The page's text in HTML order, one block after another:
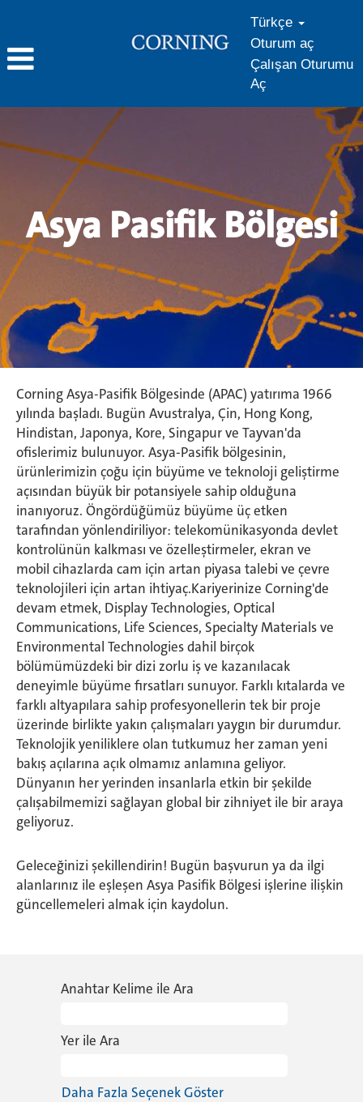
Türkçe
Oturum aç
Çalışan Oturumu
Aç
Pasifik
Bölgesi
Asya Pasifik Bölgesi
Corning Asya-Pasifik Bölgesinde (APAC) yatırıma 1966
yılında başladı. Bugün Avustralya, Çin, Hong Kong,
Hindistan, Japonya, Kore, Singapur ve Tayvan'da
ofislerimiz bulunuyor. Asya-Pasifik bölgesinin,
ürünlerimizin çoğu için büyüme ve teknoloji geliştirme
açısından büyük bir potansiyele sahip olduğuna
inanıyoruz. Öngördüğümüz büyüme üç etken
tarafından yönlendiriliyor: telekomünikasyonda devlet
kontrolünün kalkması ve özelleştirmeler, ekran ve
mobil cihazlarda cam için artan piyasa talebi ve çevre
teknolojileri için artan ihtiyaç.Kariyerinize Corning'de
devam etmek, Display Technologies, Optical
Communications, Life Sciences, Specialty Materials ve
Environmental Technologies dahil birçok
bölümümüzdeki bir dizi zorlu iş ve kazanılacak
deneyimle büyüme fırsatları sunuyor. Farklı kıtalarda ve
farklı altyapılara sahip profesyonellerin tek bir proje
üzerinde birlikte yakın çalışmaları yaygın bir durumdur.
Teknolojik yeniliklere olan tutkumuz her zaman yeni
bakış açılarına açık olmamız anlamına geliyor.
Dünyanın her yerinden insanlarla etkin bir şekilde
çalışabilmemizi sağlayan global bir zihniyet ile bir araya
geliyoruz.
Geleceğinizi şekillendirin! Bugün başvurun ya da ilgi
alanlarınız ile eşleşen Asya Pasifik Bölgesi işlerine ilişkin
güncellemeleri almak için kaydolun.
Anahtar Kelime ile Ara
Yer ile Ara
Daha Fazla Seçenek Göster